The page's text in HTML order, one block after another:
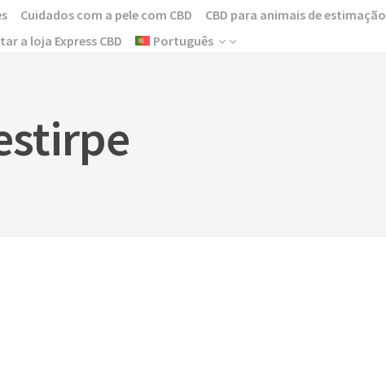
Cuidados com a pele com CBD CBD para animais de estimação
a loja Express CBD
Português